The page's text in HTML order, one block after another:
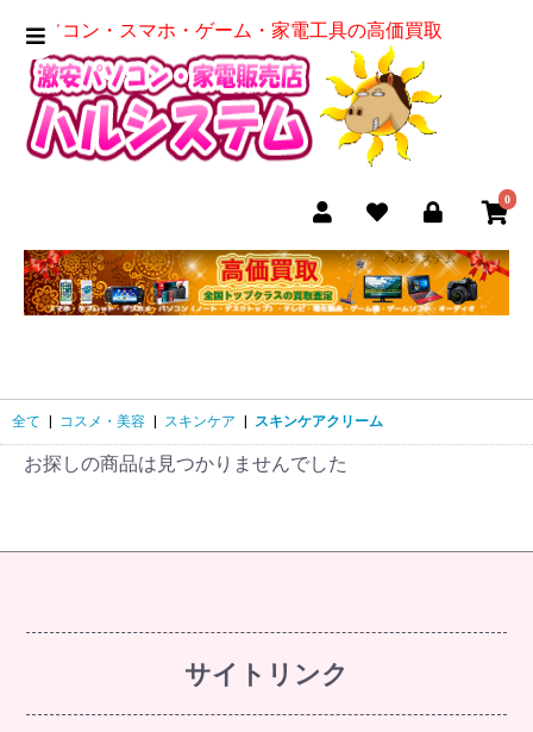
パソコン・スマホ・ゲーム・家電工具の高価買取
0
全て | コスメ・美容 | スキンケア | スキンケアクリーム
お探しの商品は見つかりませんでした
サイトリンク